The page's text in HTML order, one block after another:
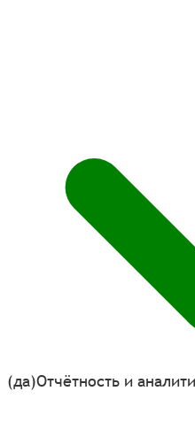
(да)Отчётность и